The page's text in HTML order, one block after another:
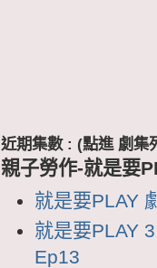
近期集數 : (點進 劇集
親子勞作-就是要
就是要PLAY
就是要PLAY
Ep13